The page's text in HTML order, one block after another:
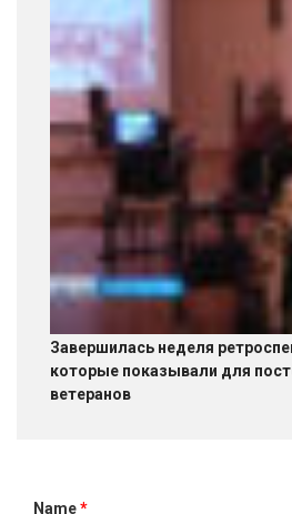
Завершилась неделя
которые показывали для
ветеранов
Name*